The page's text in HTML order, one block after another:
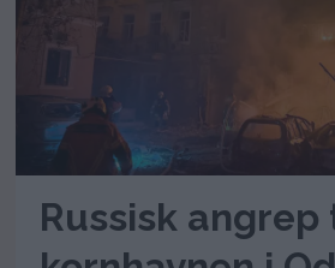
Russisk